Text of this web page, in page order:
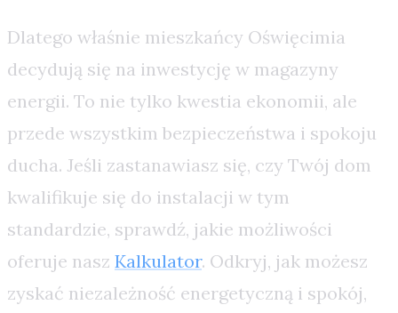
Dlatego właśnie mieszkańcy Oświęcimia
decydują się na inwestycję w magazyny
energii. To nie tylko kwestia ekonomii, ale
przede wszystkim bezpieczeństwa i spokoju
ducha. Jeśli zastanawiasz się, czy Twój dom
kwalifikuje się do instalacji w tym
standardzie, sprawdź, jakie możliwości
oferuje nasz Kalkulator. Odkryj, jak możesz
zyskać niezależność energetyczną i spokój,